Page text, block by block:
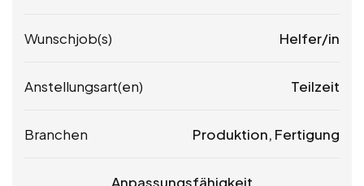
Wunschjob(s) Helfer/in
Anstellungsart(en) Teilzeit
Branchen Produktion, Fertigung
Anpassungsfähigkeit,